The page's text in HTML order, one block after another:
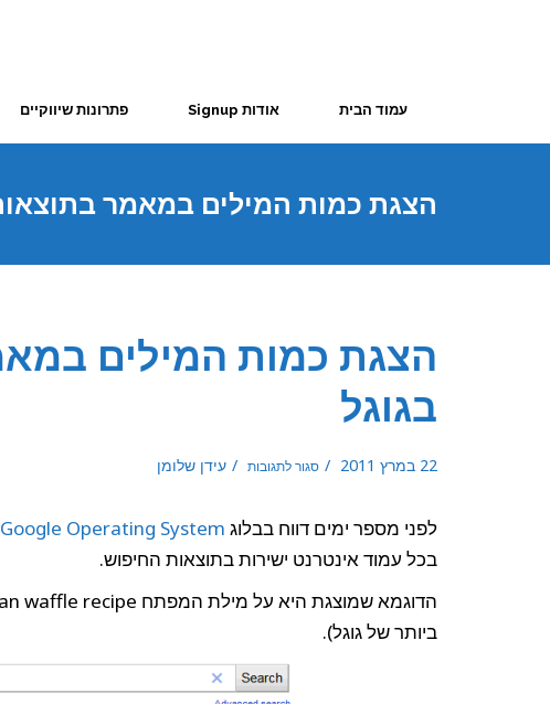
עמוד הבית אודות Signup פתרונות שיווקיים
הצגת כמות המילים במאמר
הצגת כמות המילים
בגוגל
22 במרץ 2011 סגור לתגובות הצגת
כמות
החיפוש
בגוגל
עידן שלומן
לפני מספר ימים דווח בבלוג Google Operating System
בכל עמוד אינטרנט ישירות בתוצאות החיפוש.
הדוגמא שמוצגת היא על מילת המפתח belgian waffle recipe מתוך
ביותר של גוגל).